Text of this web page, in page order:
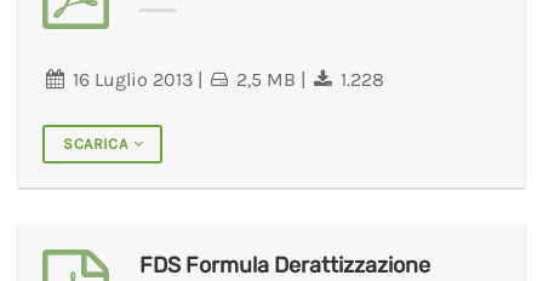
16 Luglio 2013| 2,5 MB | 1.228
SCARICA
FDS Formula Derattizzazione